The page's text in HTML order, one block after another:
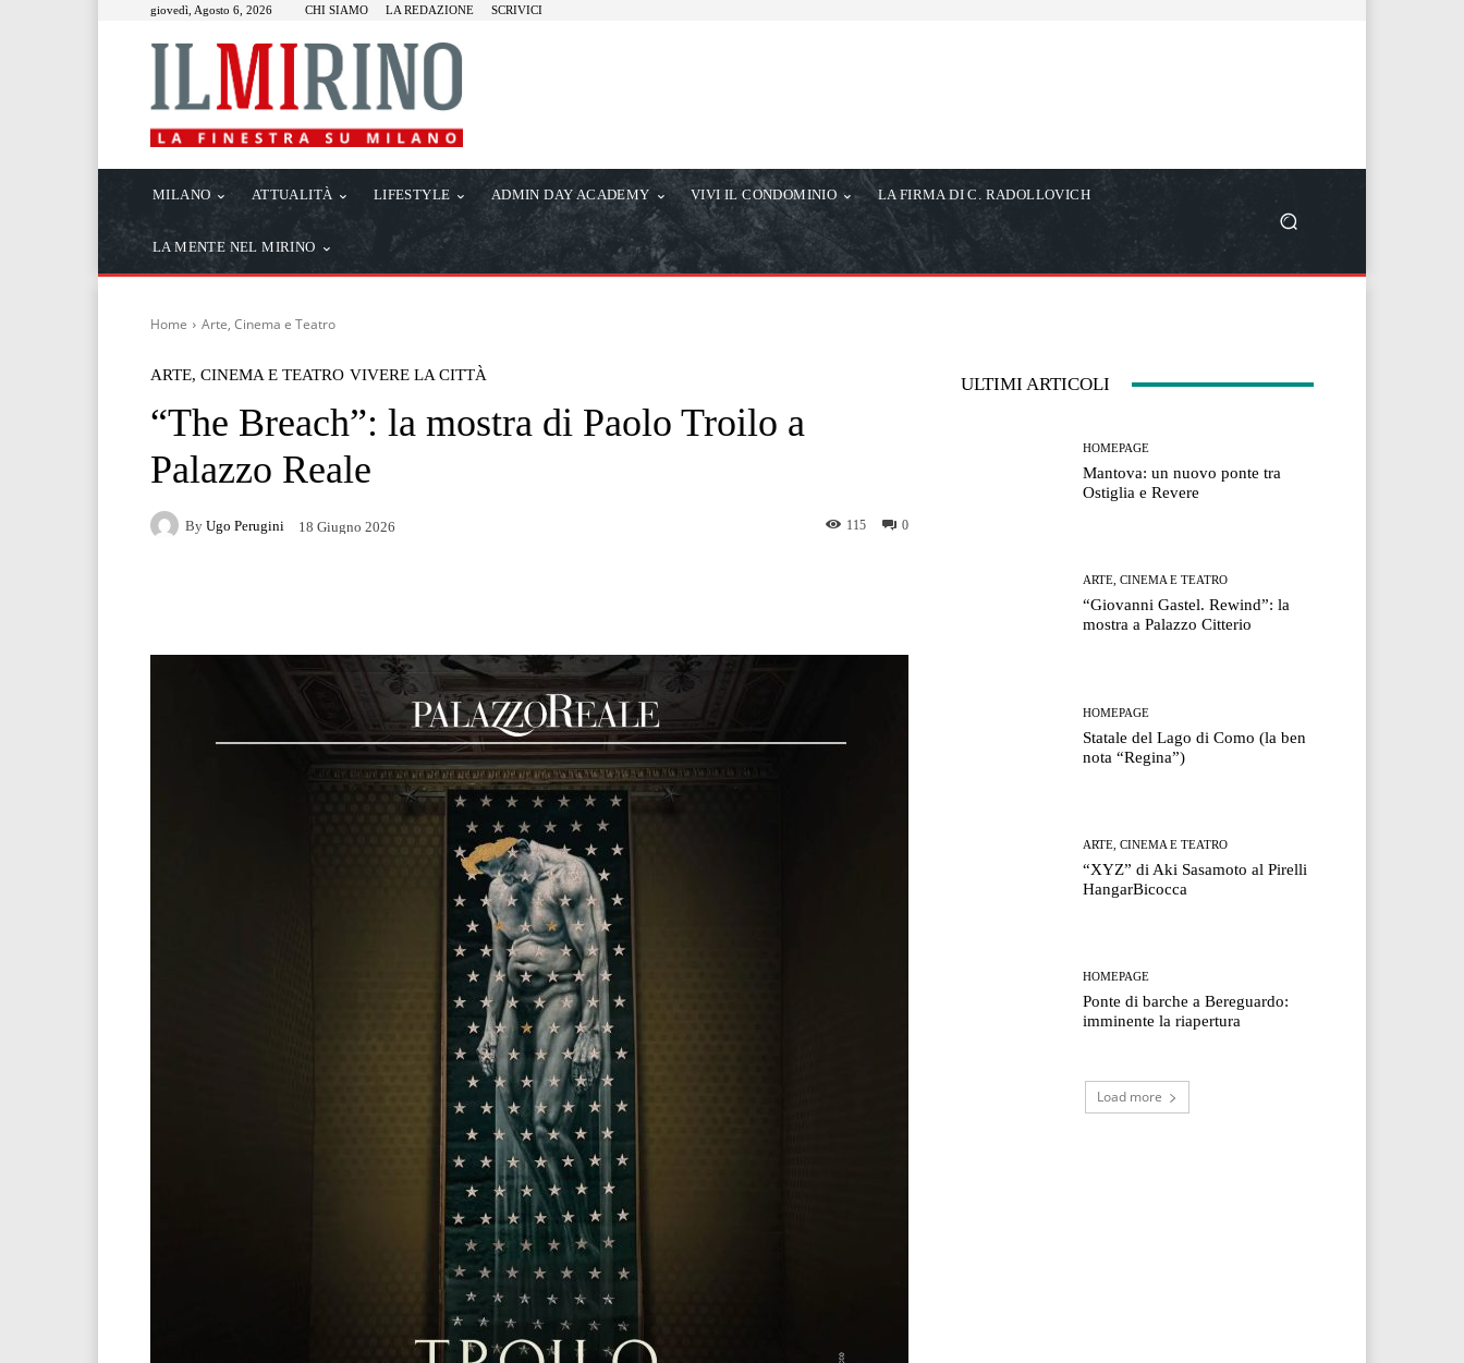
giovedì, Agosto 6, 2026 CHI SIAMO LA REDAZIONE SCRIVICI
MILANO ATTUALITÀ LIFESTYLE ADMIN DAY ACADEMY VIVI IL CONDOMINIO LA FIRMA DI C. RADOLLOVICH
LA MENTE NEL MIRINO
Home Arte, Cinema e Teatro
ARTE, CINEMA E TEATRO VIVERE LA CITTÀ
“The Breach”: la mostra di Paolo Troilo a
Palazzo Reale
By Ugo Perugini 18 Giugno 2026 0
115
ULTIMI ARTICOLI
HOMEPAGE
Mantova: un nuovo ponte tra
Ostiglia e Revere
ARTE, CINEMA E TEATRO
“Giovanni Gastel. Rewind”: la
mostra a Palazzo Citterio
HOMEPAGE
Statale del Lago di Como (la ben
nota “Regina”)
ARTE, CINEMA E TEATRO
“XYZ” di Aki Sasamoto al Pirelli
HangarBicocca
HOMEPAGE
Ponte di barche a Bereguardo:
imminente la riapertura
Load more